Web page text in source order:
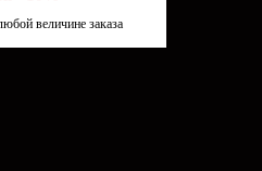
величине заказа